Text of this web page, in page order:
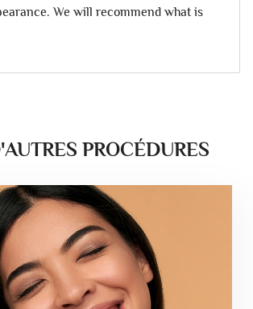
We will recommend what is
PROCÉDURES